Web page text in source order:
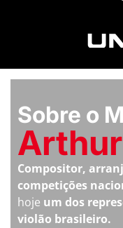
Sobre o
Compositor,
competições
hoje um dos
violão brasileiro.